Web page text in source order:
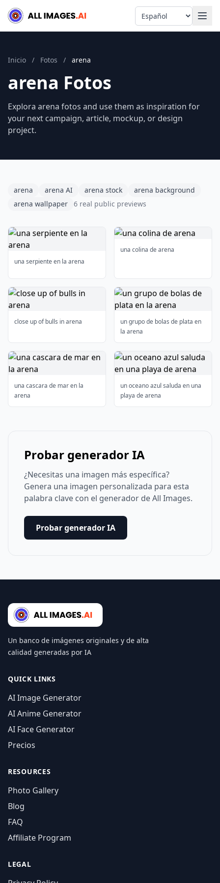
Language
Inicio / Fotos / arena
arena Fotos
Explora arena fotos and use them as inspiration for
your next campaign, article, mockup, or design
project.
arena arena AI arena stock
arena background
arena wallpaper
6 real public previews
una serpiente en la arena
una colina de arena
close up of bulls in arena
un grupo de bolas de plata en
la arena
una cascara de mar en la
arena
un oceano azul saluda en una
playa de arena
Probar generador IA
¿Necesitas una imagen más específica?
Genera una imagen personalizada para esta
palabra clave con el generador de All Images.
Probar generador IA
Un banco de imágenes originales y de alta
calidad generadas por IA
QUICK LINKS
AI Image Generator
AI Anime Generator
AI Face Generator
Precios
RESOURCES
Photo Gallery
Blog
FAQ
Affiliate Program
LEGAL